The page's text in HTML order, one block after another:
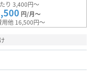
り 3,400円～
円/月～
用他 16,500円～